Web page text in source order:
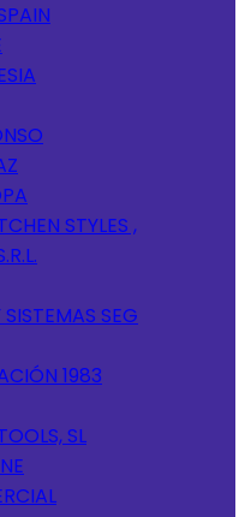
STYLES ,
SEG
1983
SL